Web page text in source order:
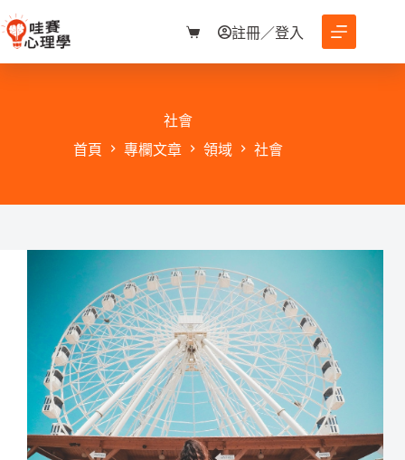
至
購
物
註冊／登入
社會
首頁
專欄文章 領域 社會